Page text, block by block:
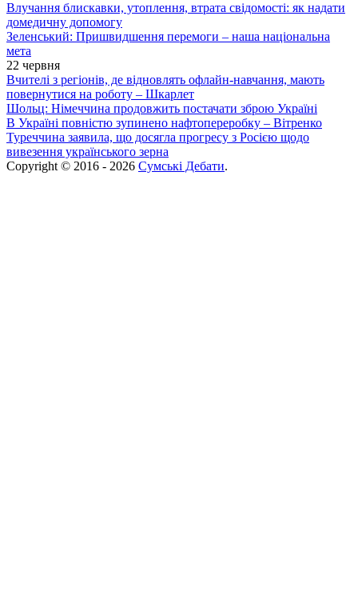
Влучання блискавки, утоплення, втрата свідомості: як надати
домедичну допомогу
Зеленський: Пришвидшення перемоги – наша національна
мета
22 червня
Вчителі з регіонів, де відновлять офлайн-навчання, мають
повернутися на роботу – Шкарлет
Шольц: Німеччина продовжить постачати зброю Україні
В Україні повністю зупинено нафтопереробку – Вітренко
Туреччина заявила, що досягла прогресу з Росією щодо
вивезення українського зерна
Copyright © 2016 - 2026 Сумські Дебати.